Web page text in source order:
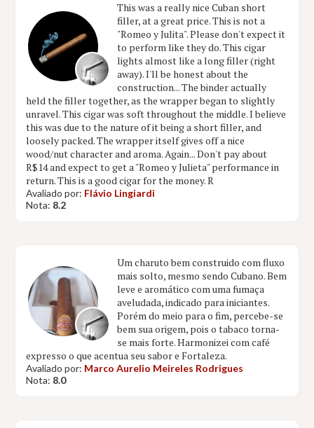
This was a really nice Cuban short
filler, at a great price. This is not a
"Romeo y Julita". Please don't expect it
to perform like they do. This cigar
lights almost like a long filler (right
away). I'll be honest about the
construction... The binder actually
held the filler together, as the wrapper began to slightly
unravel. This cigar was soft throughout the middle. I believe
this was due to the nature of it being a short filler, and
loosely packed. The wrapper itself gives off a nice
wood/nut character and aroma. Again... Don't pay about
R$14 and expect to get a "Romeo y Julieta" performance in
return. This is a good cigar for the money. R
Avaliado por: Flávio Lingiardi
Nota: 8.2
Um charuto bem construido com fluxo
mais solto, mesmo sendo Cubano. Bem
leve e aromático com uma fumaça
aveludada, indicado para iniciantes.
Porém do meio para o fim, percebe-se
bem sua origem, pois o tabaco torna-
se mais forte. Harmonizei com café
expresso o que acentua seu sabor e Fortaleza.
Avaliado por: Marco Aurelio Meireles Rodrigues
Nota: 8.0